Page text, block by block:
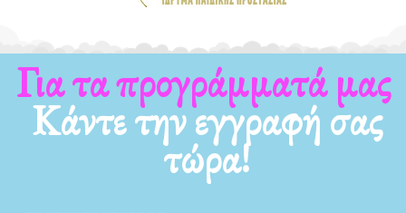
Για τα νέα μας
Κάντε την εγγραφή σας
τώρα!